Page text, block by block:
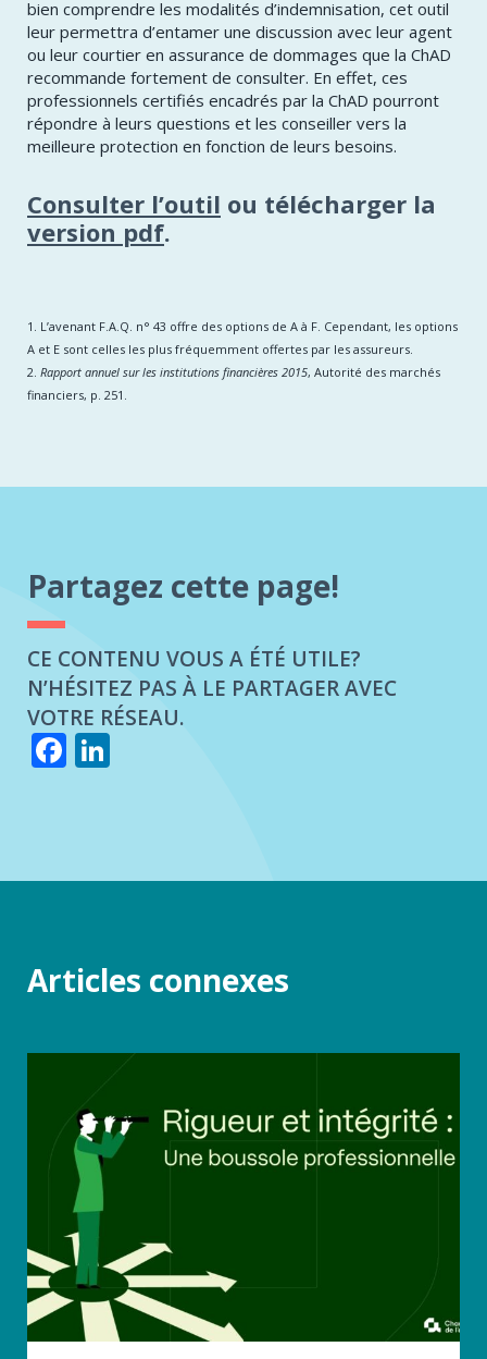
bien comprendre les modalités d’indemnisation, cet outil
leur permettra d’entamer une discussion avec leur agent
ou leur courtier en assurance de dommages que la ChAD
recommande fortement de consulter. En effet, ces
professionnels certifiés encadrés par la ChAD pourront
répondre à leurs questions et les conseiller vers la
meilleure protection en fonction de leurs besoins.
Consulter l’outil ou télécharger la
ver​sion pdf​.
1. L’avenant F.A.Q. n° 43 offre des options de A à F. Cependant, les options
A et E sont celles les plus fréquemment offertes par les assureurs.
2. Rapport annuel sur les institutions financières 2015, Autorité des marchés
financiers, p. ​251.
Partagez cette page!
CE CONTENU VOUS A ÉTÉ UTILE?
N’HÉSITEZ PAS À LE PARTAGER AVEC
VOTRE RÉSEAU.
Facebook
Articles connexes